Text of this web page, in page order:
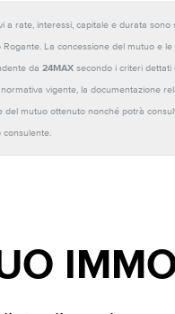
a rate, interessi, capitale e durata sono
La concessione del mutuo e
da 24MAXsecondo i criteri dettati
vigente, la documentazione
del mutuo ottenuto nonché potrà